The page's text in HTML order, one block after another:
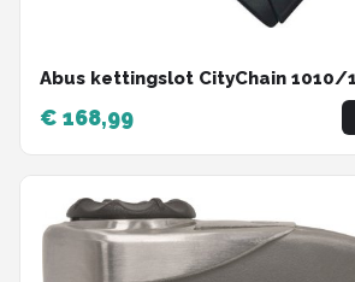
Abus kettingslot CityChain 1010/
€ 168,99